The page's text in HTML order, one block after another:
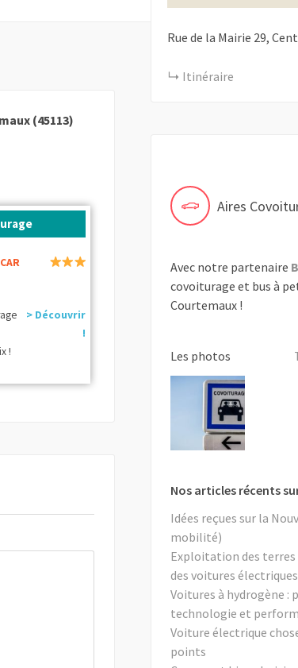
(45113)
!
> Découvrir
!
Rue de la Mairie 29
Itinéraire
Aires
Avec notre partenaire
covoiturage et bus à
Courtemaux !
Les photos
Nos articles récents
Idées reçues sur la
mobilité)
Exploitation des
des voitures électriques
Voitures à hydrogène :
technologie et
Voiture électrique
points